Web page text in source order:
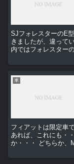
SJフォレスターのE型にMT残
きましたが、違っていました。 訂正してお詫
内ではフォレスター
車
フィアットは限定車
あれば、これにも・・・ これの兄弟がジープのレネゲード
か・・・ どちらか、MTを<(_ _)> （それならフォレスターでいいの